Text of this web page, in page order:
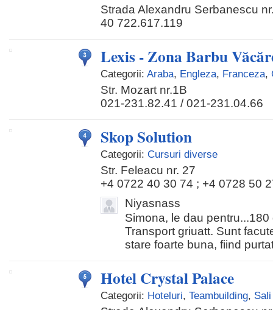
Strada Alexandru Serbanescu
40 722.617.119
Lexis - Zona Barbu
Categorii: Araba, Engleza, Franceza,
Str. Mozart nr.1B
021-231.82.41 / 021-231.04.66
Skop Solution
Categorii: Cursuri diverse
Str. Feleacu nr. 27
+4 0722 40 30 74 ; +4 0728 50
Niyasnass
Simona, le dau
Transport griuatt. Sunt
stare foarte buna, fiind
Hotel Crystal Palace
Categorii: Hoteluri, Teambuilding,